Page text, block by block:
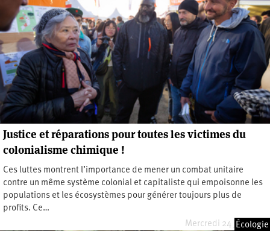
Justice et réparations pour toutes les victimes du
colonialisme chimique !
Ces luttes montrent l’importance de mener un combat unitaire
contre un même système colonial et capitaliste qui empoisonne les
populations et les écosystèmes pour générer toujours plus de
profits. Ce…
Mercredi 24 juin 2026
Écologie